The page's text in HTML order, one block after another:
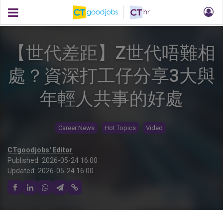
【世代差距】Z世代唔難相
處？資深打工仔分享3大與
年輕人共事的好處
Career News Hot Topics Video
CTgoodjobs' Editor
Published: 2026-05-24 16:00
Updated: 2026-05-24 16:00